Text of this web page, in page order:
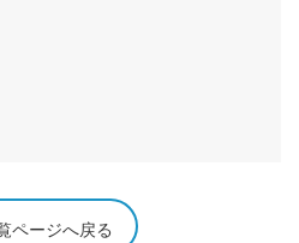
ページへ戻る